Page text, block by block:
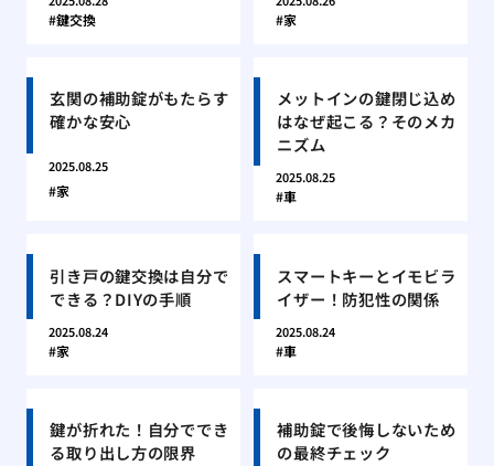
鍵交換 家
玄関の補助錠がもたらす
確かな安心
2025.08.25
家
メットインの鍵閉じ込め
はなぜ起こる？そのメカ
ニズム
2025.08.25
車
引き戸の鍵交換は自分で
できる？DIYの手順
2025.08.24
家
スマートキーとイモビラ
イザー！防犯性の関係
2025.08.24
車
鍵が折れた！自分ででき
る取り出し方の限界
補助錠で後悔しないため
の最終チェック